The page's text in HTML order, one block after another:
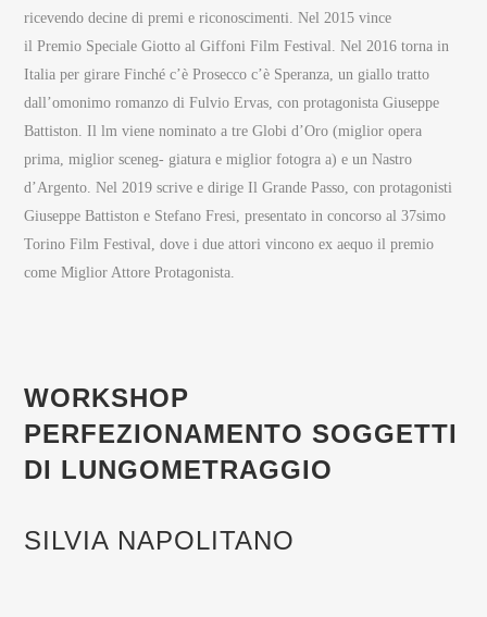
ricevendo decine di premi e riconoscimenti. Nel 2015 vince
il Premio Speciale Giotto al Giffoni Film Festival. Nel 2016 torna in
Italia per girare Finché c’è Prosecco c’è Speranza, un giallo tratto
dall’omonimo romanzo di Fulvio Ervas, con protagonista Giuseppe
Battiston. Il lm viene nominato a tre Globi d’Oro (miglior opera
prima, miglior sceneg- giatura e miglior fotogra a) e un Nastro
d’Argento. Nel 2019 scrive e dirige Il Grande Passo, con protagonisti
Giuseppe Battiston e Stefano Fresi, presentato in concorso al 37simo
Torino Film Festival, dove i due attori vincono ex aequo il premio
come Miglior Attore Protagonista.
WORKSHOP
PERFEZIONAMENTO SOGGETTI
DI LUNGOMETRAGGIO
SILVIA NAPOLITANO